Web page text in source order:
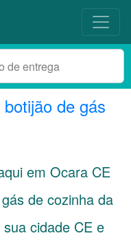
botijão de gás
em Ocara CE
de cozinha da
cidade CE e